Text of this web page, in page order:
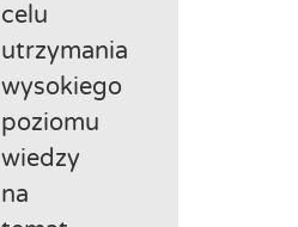
celu
utrzymania
wysokiego
poziomu
wiedzy
na